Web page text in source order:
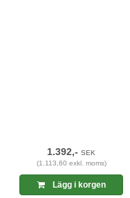
1.392,-SEK
(1.113,60 exkl. moms)
Lägg i korgen